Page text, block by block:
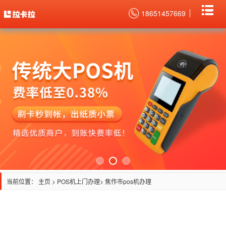
18651457669
当前位置： 主页 > POS机上门办理> 焦作市pos机办理